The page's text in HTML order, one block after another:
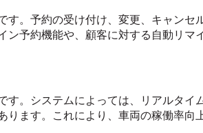
す。予約の受け付け、変更、キャンセ
予約機能や、顧客に対する自動リマ
す。システムによっては、リアルタイ
ます。これにより、車両の稼働率向